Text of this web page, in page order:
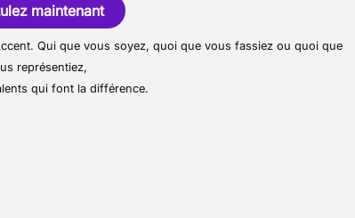
active sur des
entreprise qui met l’accent sur la
maintenant
Qui que vous soyez, quoi que vous fassiez ou quoi que
représentiez,
qui font la différence.